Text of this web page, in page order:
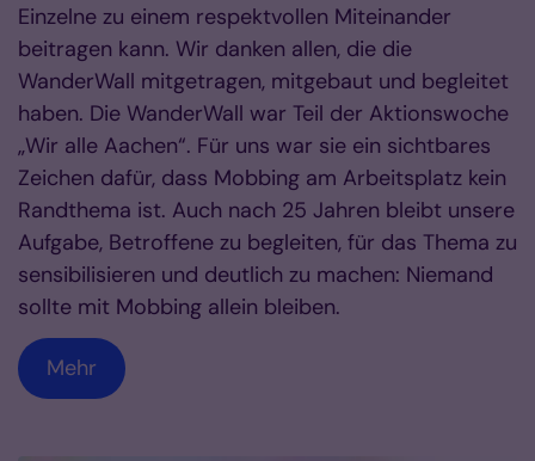
Einzelne zu einem respektvollen Miteinander
beitragen kann. Wir danken allen, die die
WanderWall mitgetragen, mitgebaut und begleitet
haben. Die WanderWall war Teil der Aktionswoche
„Wir alle Aachen“. Für uns war sie ein sichtbares
Zeichen dafür, dass Mobbing am Arbeitsplatz kein
Randthema ist. Auch nach 25 Jahren bleibt unsere
Aufgabe, Betroffene zu begleiten, für das Thema zu
sensibilisieren und deutlich zu machen: Niemand
sollte mit Mobbing allein bleiben.
Mehr